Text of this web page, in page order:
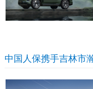
中国人保携手吉林市